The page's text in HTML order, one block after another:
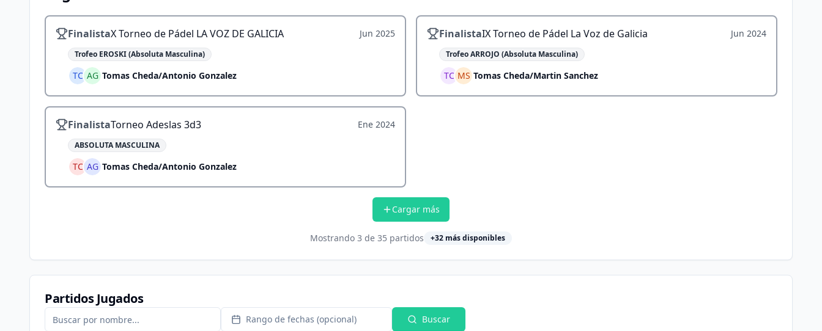
FinalistaX Torneo de Pádel LA VOZ DE GALICIA Jun 2025
Trofeo EROSKI (Absoluta Masculina)
TC AG Tomas Cheda/Antonio Gonzalez
FinalistaIX Torneo de Pádel La Voz de Galicia Jun 2024
Trofeo ARROJO (Absoluta Masculina)
TC MS Tomas Cheda/Martin Sanchez
FinalistaTorneo Adeslas 3d3 Ene 2024
ABSOLUTA MASCULINA
TC AG Tomas Cheda/Antonio Gonzalez
Cargar más
Mostrando 3 de 35 partidos +32 más disponibles
Partidos Jugados
Rango de fechas (opcional) Buscar